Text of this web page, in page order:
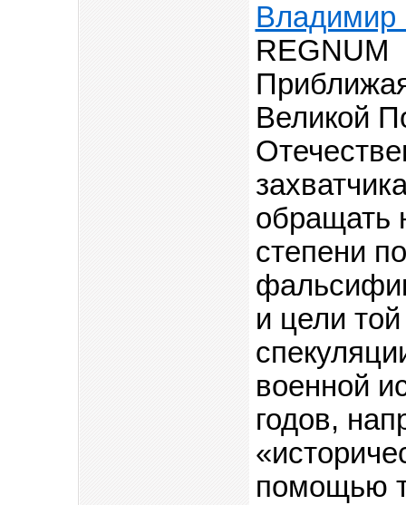
Владимир
REGNUM
Великой
обращать
степени
и цели
военной
годов,
помощью